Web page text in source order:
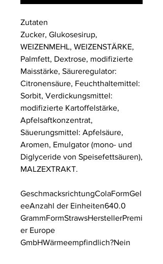
Zutaten
Zucker, Glukosesirup,
WEIZENMEHL, WEIZENSTÄRKE,
Palmfett, Dextrose, modifizierte
Maisstärke, Säureregulator:
Citronensäure, Feuchthaltemittel:
Sorbit, Verdickungsmittel:
modifizierte Kartoffelstärke,
Apfelsaftkonzentrat,
Säuerungsmittel: Apfelsäure,
Aromen, Emulgator (mono- und
Diglyceride von Speisefettsäuren),
MALZEXTRAKT.
GeschmacksrichtungColaFormGel
eeAnzahl der Einheiten640.0
GrammFormStrawsHerstellerPremi
er Europe
GmbHWärmeempfindlich?Nein